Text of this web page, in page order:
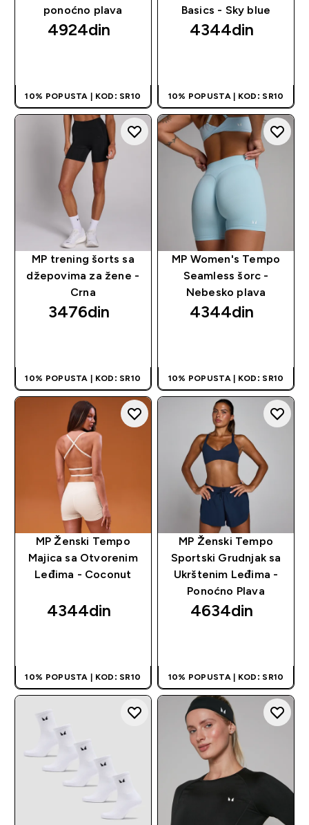
ponoćno plava
4924din‎
10% POPUSTA | KOD: SR10
Basics - Sky blue
4344din‎
10% POPUSTA | KOD: SR10
MP trening šorts sa
džepovima za žene -
Crna
3476din‎
10% POPUSTA | KOD: SR10
MP Women's Tempo
Seamless šorc -
Nebesko plava
4344din‎
10% POPUSTA | KOD: SR10
MP Ženski Tempo
Majica sa Otvorenim
Leđima - Coconut
4344din‎
10% POPUSTA | KOD: SR10
MP Ženski Tempo
Sportski Grudnjak sa
Ukrštenim Leđima -
Ponoćno Plava
4634din‎
10% POPUSTA | KOD: SR10